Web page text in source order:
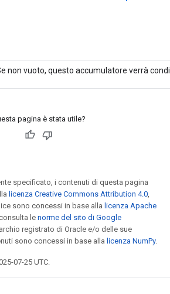
non vuoto, questo accumulatore verrà
pagina è stata utile?
specificato, i contenuti di questa pagina
licenza Creative Commons Attribution 4.0,
sono concessi in base alla licenza Apache
le norme del sito di Google
registrato di Oracle e/o delle sue
sono concessi in base alla licenza NumPy.
07-25 UTC.